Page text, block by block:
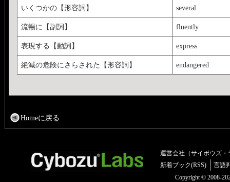
いくつかの【形容詞】 several
流暢に【副詞】 fluently
表現する【動詞】 express
絶滅の危険にさらされた【形容詞】 endangered
Homeに戻る
運営会社（サイボウズ・
新着ブック(RSS)
言語
Copyright © 2008-